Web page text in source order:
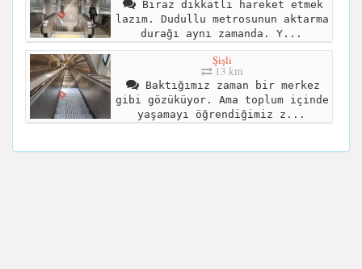
Biraz dikkatli hareket etmek
lazım. Dudullu metrosunun aktarma
durağı aynı zamanda. Y...
Şişli
13 km
Baktığımız zaman bir merkez
gibi gözüküyor. Ama toplum içinde
yaşamayı öğrendiğimiz z...